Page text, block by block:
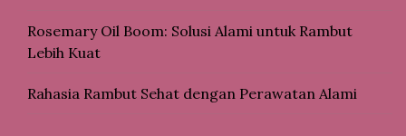
Rosemary Oil Boom: Solusi Alami untuk Rambut
Lebih Kuat
Rahasia Rambut Sehat dengan Perawatan Alami